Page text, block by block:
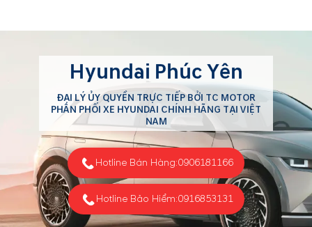
Hyundai Phúc Yên
ĐẠI LÝ ỦY QUYỀN TRỰC TIẾP BỞI TC MOTOR
PHÂN PHỐI XE HYUNDAI CHÍNH HÃNG TẠI VIỆT
NAM
Hotline Bán Hàng:0906181166
Hotline Bảo Hiểm:0916853131